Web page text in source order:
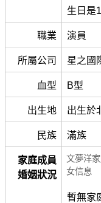
生日是
職業 演員
所屬公司 星之國
血型 B型
出生地 出生於
民族 滿族
家庭成員
婚姻狀況
文夢洋
女信息
暫無家